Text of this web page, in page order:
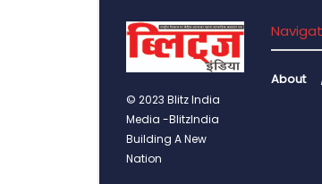
© 2023 Blitz India
Media -BlitzIndia
Building A New
Nation
About